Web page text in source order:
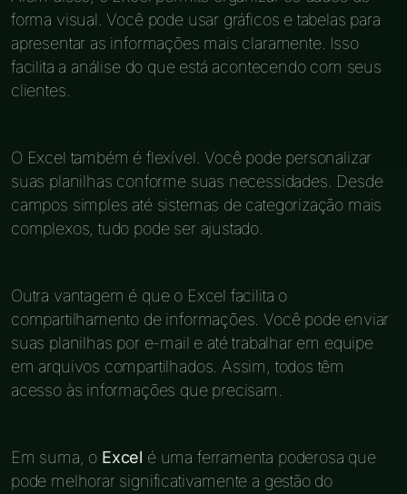
forma visual. Você pode usar gráficos e tabelas para
apresentar as informações mais claramente. Isso
facilita a análise do que está acontecendo com seus
clientes.
O Excel também é flexível. Você pode personalizar
suas planilhas conforme suas necessidades. Desde
campos simples até sistemas de categorização mais
complexos, tudo pode ser ajustado.
Outra vantagem é que o Excel facilita o
compartilhamento de informações. Você pode enviar
suas planilhas por e-mail e até trabalhar em equipe
em arquivos compartilhados. Assim, todos têm
acesso às informações que precisam.
Em suma, o Excel é uma ferramenta poderosa que
pode melhorar significativamente a gestão do